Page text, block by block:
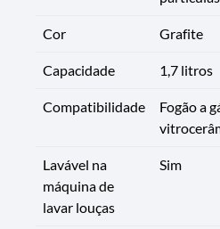
Cor Grafite
Capacidade 1,7 litros
Compatibilidade
Fogão a
Lavável na
máquina de
lavar louças
Sim